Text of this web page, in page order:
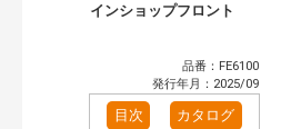
インショップフロント
品番：FE6100
発行年月：2025/09
目次 カタログ